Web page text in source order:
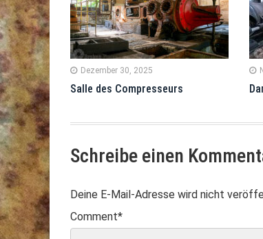
Dezember 30, 2025
Salle des Compresseurs
Schreibe einen
Deine E-Mail-Adresse wird nicht
Comment*